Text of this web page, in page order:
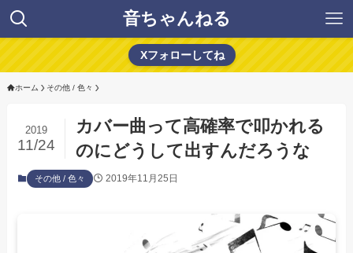
音ちゃんねる
Xフォローしてね
ホーム その他 / 色々
カバー曲って高確率で叩かれる
のにどうして出すんだろうな
2019
11/24
その他 / 色々 2019年11月25日